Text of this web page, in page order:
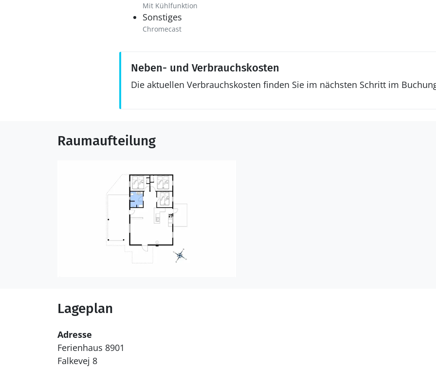
Mit Kühlfunktion
Sonstiges
Chromecast
Neben- und Verbrauchskosten
Die aktuellen Verbrauchskosten finden Sie im nächsten Schritt im
Raumaufteilung
Lageplan
Adresse
Ferienhaus 8901
Falkevej 8